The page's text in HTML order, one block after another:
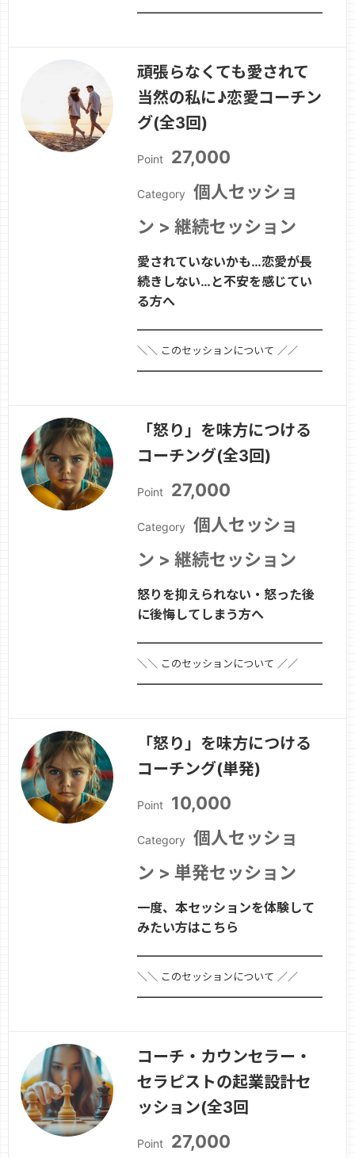
━━━━━━━━━━━━━━━━━━━━■
ションのポイント「愛されないかもしれ
ない」「嫌われたらどうしよう」「前は
優しかったのに、最近冷たい気がする…
頑張らなくても愛されて
当然の私に♪恋愛コーチン
グ(全3回)
Point 27,000
Category
個人セッショ
ン > 継続セッション
愛されていないかも…恋愛が長
続きしない…と不安を感じてい
る方へ
━━━━━━━━━━━━━━━━━━━━
＼＼ このセッションについて ／／
━━━━━━━━━━━━━━━━━━━━■
セッションのポイント「愛されないかも
しれない」「嫌われたらどうしよう」
す…続きを見る »
「怒り」を味方につける
コーチング(全3回)
Point 27,000
Category
個人セッショ
ン > 継続セッション
怒りを抑えられない・怒った後
に後悔してしまう方へ
━━━━━━━━━━━━━━━━━━━━
＼＼ このセッションについて ／／
━━━━━━━━━━━━━━━━━━━━■
ト「つい怒りをぶつけてしまう」「感情
が抑えられない」「怒りで人間関係がギ
続きを見る »
「怒り」を味方につける
コーチング(単発)
Point 10,000
Category
個人セッショ
ン > 単発セッション
一度、本セッションを体験して
みたい方はこちら
━━━━━━━━━━━━━━━━━━━━
＼＼ このセッションについて ／／
━━━━━━━━━━━━━━━━━━━━■
「つい怒りをぶつけてしまう」「感情が
抑えられない」「怒りで人間関係がギク
シャクしてしまった」そんなお悩みを…
コーチ・カウンセラー・
セラピストの起業設計セ
ッション(全3回
Point 27,000